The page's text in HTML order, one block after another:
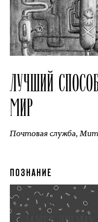
ЛУЧШИЙ
МИР
Почтовая служба,
ПОЗНАНИЕ